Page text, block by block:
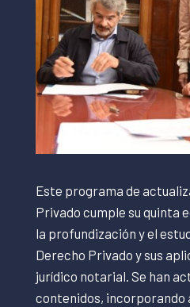
Este programa de
Privado cumple su quinta
la profundización y el
Derecho Privado y sus
jurídico notarial. Se han
contenidos, incorporando